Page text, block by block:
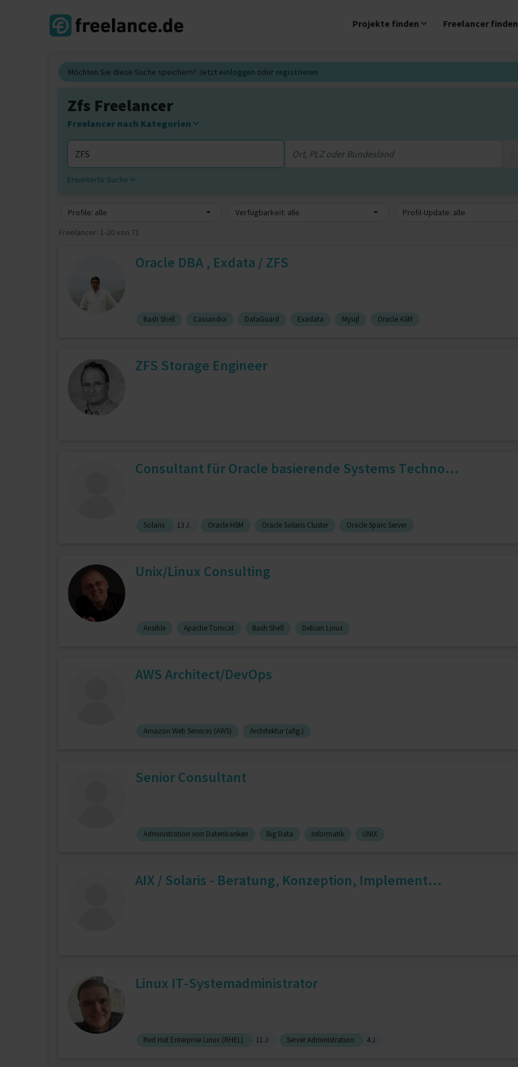
Projekte finden Freelancer finden
Möchten Sie diese Suche speichern? Jetzt einloggen oder registrieren
Zfs Freelancer
Freelancer nach Kategorien
Erweiterte Suche
Profile: alle Verfügbarkeit: alle Profil-Update: alle
Freelancer: 1-20 von 71
Oracle DBA , Exdata / ZFS
Bash Shell Cassandra DataGuard Exadata Mysql Oracle ASM
ZFS Storage Engineer
Consultant für Oracle basierende Systems Techno...
Solaris 13 J. Oracle HSM Oracle Solaris Cluster Oracle Sparc Server
Unix/Linux Consulting
Ansible Apache Tomcat Bash Shell Debian Linux
AWS Architect/DevOps
Amazon Web Services (AWS) Architektur (allg.)
Senior Consultant
Administration von Datenbanken Big Data Informatik UNIX
AIX / Solaris - Beratung, Konzeption, Implement...
Linux IT-Systemadministrator
Red Hat Enterprise Linux (RHEL) 11 J. Server Administration 4 J.